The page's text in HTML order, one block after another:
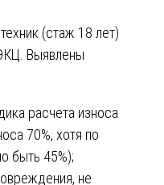
(стаж 18 лет)
Выявлены
расчета износа
70%, хотя по
быть 45%);
не